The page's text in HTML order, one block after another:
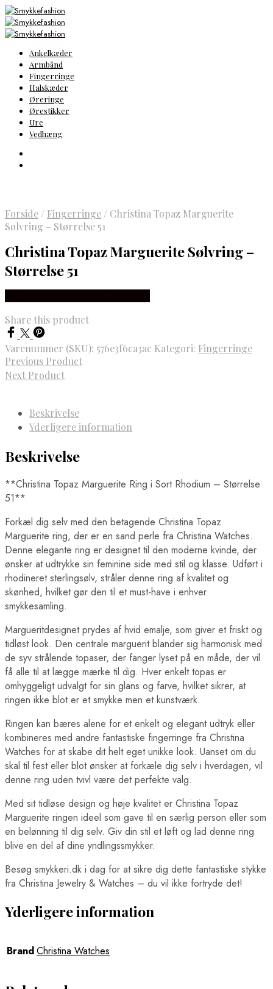
Ankelkæder
Armbånd
Fingerringe
Halskæder
Øreringe
Ørestikker
Ure
Vedhæng
Forside / Fingerringe / Christina Topaz Marguerite
Sølvring – Størrelse 51
Christina Topaz Marguerite Sølvring –
Størrelse 51
Share this product
Varenummer (SKU): 576e3f6ca3ac Kategori: Fingerringe
Previous Product
Next Product
Beskrivelse
Yderligere information
Beskrivelse
**Christina Topaz Marguerite Ring i Sort Rhodium – Størrelse
51**
Forkæl dig selv med den betagende Christina Topaz
Marguerite ring, der er en sand perle fra Christina Watches.
Denne elegante ring er designet til den moderne kvinde, der
ønsker at udtrykke sin feminine side med stil og klasse. Udført i
rhodineret sterlingsølv, stråler denne ring af kvalitet og
skønhed, hvilket gør den til et must-have i enhver
smykkesamling.
Margueritdesignet prydes af hvid emalje, som giver et friskt og
tidløst look. Den centrale marguerit blander sig harmonisk med
de syv strålende topaser, der fanger lyset på en måde, der vil
få alle til at lægge mærke til dig. Hver enkelt topas er
omhyggeligt udvalgt for sin glans og farve, hvilket sikrer, at
ringen ikke blot er et smykke men et kunstværk.
Ringen kan bæres alene for et enkelt og elegant udtryk eller
kombineres med andre fantastiske fingerringe fra Christina
Watches for at skabe dit helt eget unikke look. Uanset om du
skal til fest eller blot ønsker at forkæle dig selv i hverdagen, vil
denne ring uden tvivl være det perfekte valg.
Med sit tidløse design og høje kvalitet er Christina Topaz
Marguerite ringen ideel som gave til en særlig person eller som
en belønning til dig selv. Giv din stil et løft og lad denne ring
blive en del af dine yndlingssmykker.
Besøg smykkeri.dk i dag for at sikre dig dette fantastiske stykke
fra Christina Jewelry & Watches – du vil ikke fortryde det!
Yderligere information
BrandChristina Watches